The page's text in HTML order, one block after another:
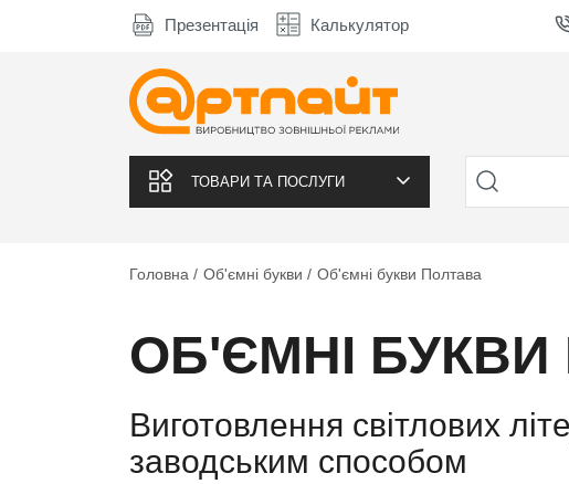
Презентація Калькулятор
ТОВАРИ ТА ПОСЛУГИ
Головна Об'ємні букви Об'ємні букви Полтава
ОБ'ЄМНІ БУКВИ
Виготовлення світлових
заводським способом